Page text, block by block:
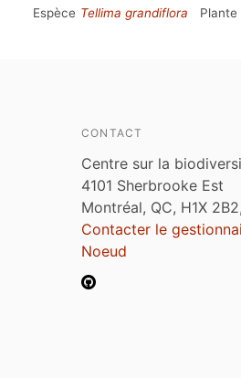
Espèce Tellima grandiflora Plante
CONTACT
Centre sur la
4101 Sherbrooke Est
Montréal, QC, H1X
Contacter le
Noeud